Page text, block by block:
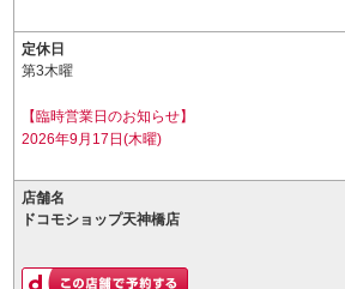
定休日
第3木曜
【臨時営業日のお知らせ】
2026年9月17日(木曜)
店舗名
ドコモショップ天神橋店